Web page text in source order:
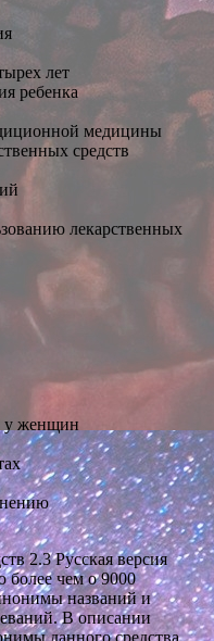
лет
ребенка
медицины
средств
лекарственных
у женщин
2.3 Русская версия
чем о 9000
названий и
В описании
данного средства,